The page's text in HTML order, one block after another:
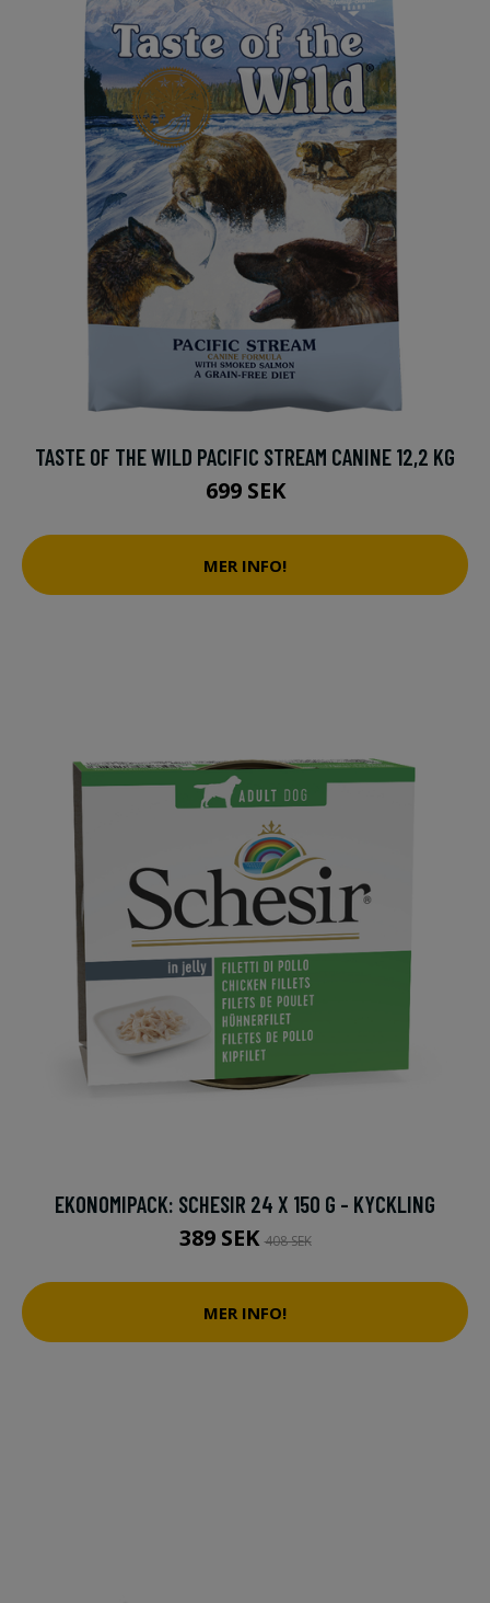
TASTE OF THE WILD PACIFIC STREAM CANINE 12,2 KG
699 SEK
MER INFO!
EKONOMIPACK: SCHESIR 24 X 150 G - KYCKLING
389 SEK408 SEK
MER INFO!